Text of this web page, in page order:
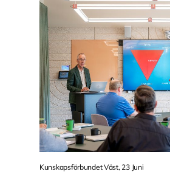
Kunskapsförbundet Väst, 23 Juni